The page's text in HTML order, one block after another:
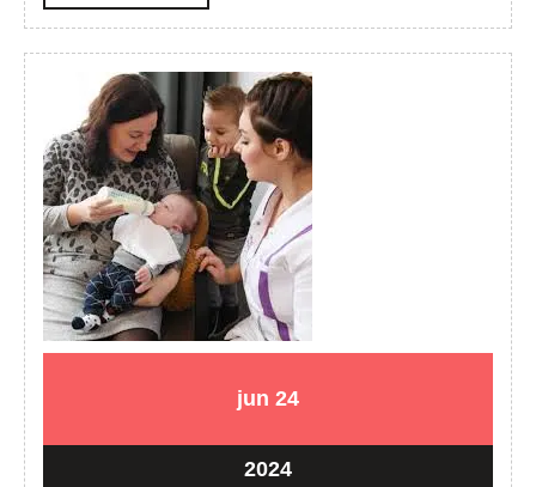
de
MORE
jun 24
2024
2424
202424